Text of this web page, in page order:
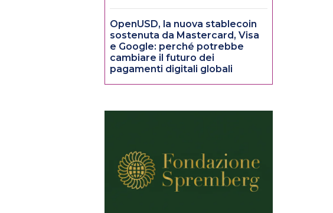
OpenUSD, la nuova stablecoin
sostenuta da Mastercard, Visa
e Google: perché potrebbe
cambiare il futuro dei
pagamenti digitali globali